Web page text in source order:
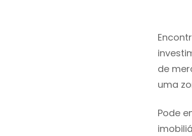
de
uma
Pode